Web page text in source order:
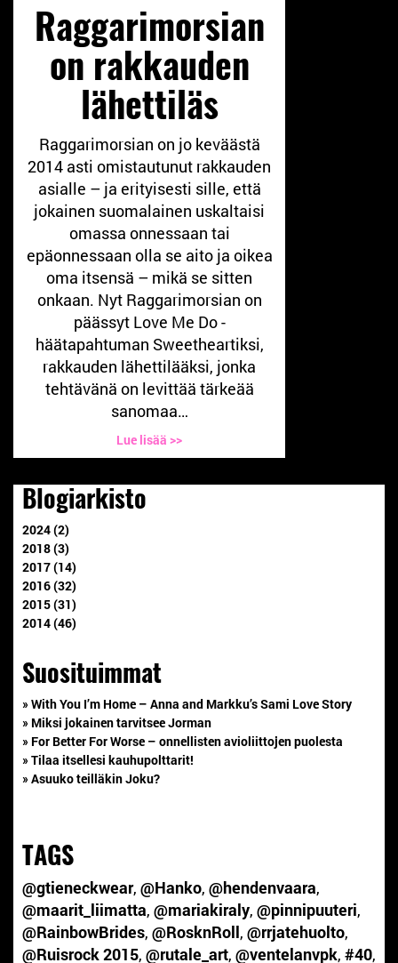
Raggarimorsian
on rakkauden
lähettiläs
Raggarimorsian on jo keväästä
2014 asti omistautunut rakkauden
asialle – ja erityisesti sille, että
jokainen suomalainen uskaltaisi
omassa onnessaan tai
epäonnessaan olla se aito ja oikea
oma itsensä – mikä se sitten
onkaan. Nyt Raggarimorsian on
päässyt Love Me Do -
häätapahtuman Sweetheartiksi,
rakkauden lähettilääksi, jonka
tehtävänä on levittää tärkeää
sanomaa…
Lue lisää >>
Blogiarkisto
2024 (2)
2018 (3)
2017 (14)
2016 (32)
2015 (31)
2014 (46)
Suosituimmat
» With You I’m Home – Anna and Markku’s Sami Love Story
» Miksi jokainen tarvitsee Jorman
» For Better For Worse – onnellisten avioliittojen puolesta
» Tilaa itsellesi kauhupolttarit!
» Asuuko teilläkin Joku?
TAGS
@gtieneckwear, @Hanko, @hendenvaara,
@maarit_liimatta, @mariakiraly, @pinnipuuteri,
@RainbowBrides, @RosknRoll, @rrjatehuolto,
@Ruisrock 2015, @rutale_art, @ventelanvpk, #40,